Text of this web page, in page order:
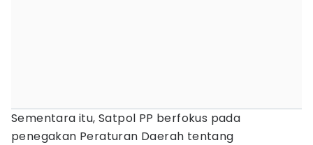
Sementara itu, Satpol PP berfokus pada
penegakan Peraturan Daerah tentang